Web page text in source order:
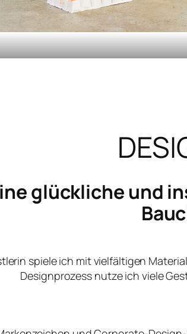
glückliche und
spiele ich mit vielfältigen
Designprozess nutze ich viele